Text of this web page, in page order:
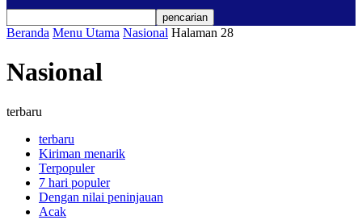
Beranda Menu Utama Nasional Halaman 28
Nasional
terbaru
terbaru
Kiriman menarik
Terpopuler
7 hari populer
Dengan nilai peninjauan
Acak